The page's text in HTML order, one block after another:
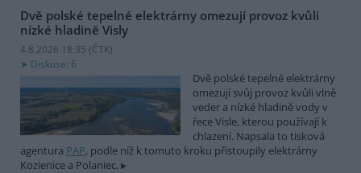
Dvě polské tepelné elektrárny omezují provoz kvůli
nízké hladině Visly
4.8.2026 18:35 (ČTK)
Diskuse: 6
Dvě polské tepelné elektrárny
omezují svůj provoz kvůli vlně
veder a nízké hladině vody v
řece Visle, kterou používají k
chlazení. Napsala to tisková
agentura PAP, podle níž k tomuto kroku přistoupily elektrárny
Kozienice a Polaniec.